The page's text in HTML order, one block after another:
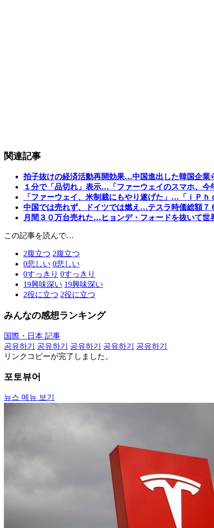
関連記事
拍子抜けの経済活動再開効果…中国進出した韓国企業
１分で「品切れ」表示…「ファーウェイのスマホ、今
「ファーウェイ、米制裁にもやり遂げた」…「ｉＰ
中国では売れず、ドイツでは燃え…テスラ時価総額７
月間３０万台売れた…ヒョンデ・フォードを抜いて世
この記事を読んで…
2腹立つ 2腹立つ
0悲しい 0悲しい
0すっきり 0すっきり
19興味深い 19興味深い
2役に立つ 2役に立つ
みんなの感想ランキング
国際・日本 記事
공유하기
공유하기 공유하기 공유하기
공유하기
リンクコピーが完了しました。
포토뷰어
뉴스 메뉴 보기